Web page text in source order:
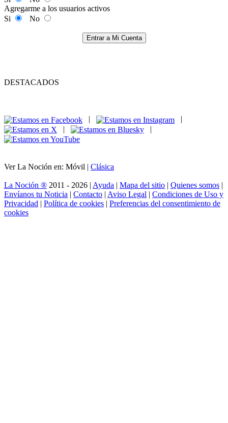
Agregarme a los usuarios activos
Si
No
Entrar a Mi Cuenta
DESTACADOS
|
|
Ver La Noción en: Móvil | Clásica
La Noción ® 2011 - 2026 | Ayuda | Mapa del sitio | Quienes somos |
Envíanos tu Noticia | Contacto | Aviso Legal | Condiciones de Uso y
Privacidad | Política de cookies | Preferencias del consentimiento de
cookies